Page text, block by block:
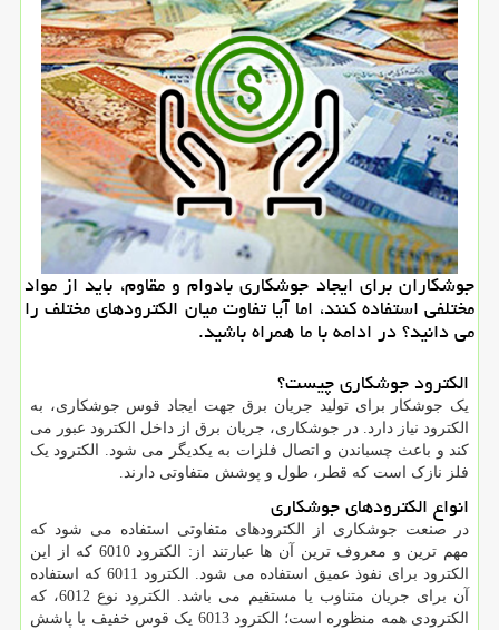
جوشكاران برای ایجاد جوشكاری بادوام و مقاوم، باید از مواد
مختلفی استفاده كنند، اما آیا تفاوت میان الكترودهای مختلف را
می دانید؟ در ادامه با ما همراه باشید.
الکترود جوشکاری چیست؟
یک جوشکار برای تولید جریان برق جهت ایجاد قوس جوشکاری، به
الکترود نیاز دارد. در جوشکاری، جریان برق از داخل الکترود عبور می
کند و باعث چسباندن و اتصال فلزات به یکدیگر می شود. الکترود یک
فلز نازک است که قطر، طول و پوشش متفاوتی دارند.
انواع الکترودهای جوشکاری
در صنعت جوشکاری از الکترودهای متفاوتی استفاده می شود که
مهم ترین و معروف ترین آن ها عبارتند از: الکترود 6010 که از این
الکترود برای نفوذ عمیق استفاده می شود. الکترود 6011 که استفاده
آن برای جریان متناوب یا مستقیم می باشد. الکترود نوع 6012، که
الکترودی همه منظوره است؛ الکترود 6013 یک قوس خفیف با پاشش